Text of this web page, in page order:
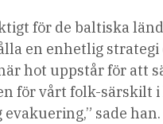
för de baltiska
en enhetlig strategi
hot uppstår för att
för vårt folk-särskilt i
sade han.